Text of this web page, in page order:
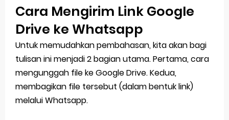
Cara Mengirim Link Google
Drive ke Whatsapp
Untuk memudahkan pembahasan, kita akan bagi
tulisan ini menjadi 2 bagian utama. Pertama, cara
mengunggah file ke Google Drive. Kedua,
membagikan file tersebut (dalam bentuk link)
melalui Whatsapp.